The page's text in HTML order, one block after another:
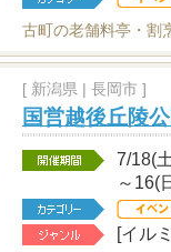
古町の老舗料亭・割
[ 新潟県 | 長岡市 ]
国営越後丘陵
7/18(
～16(
[イル